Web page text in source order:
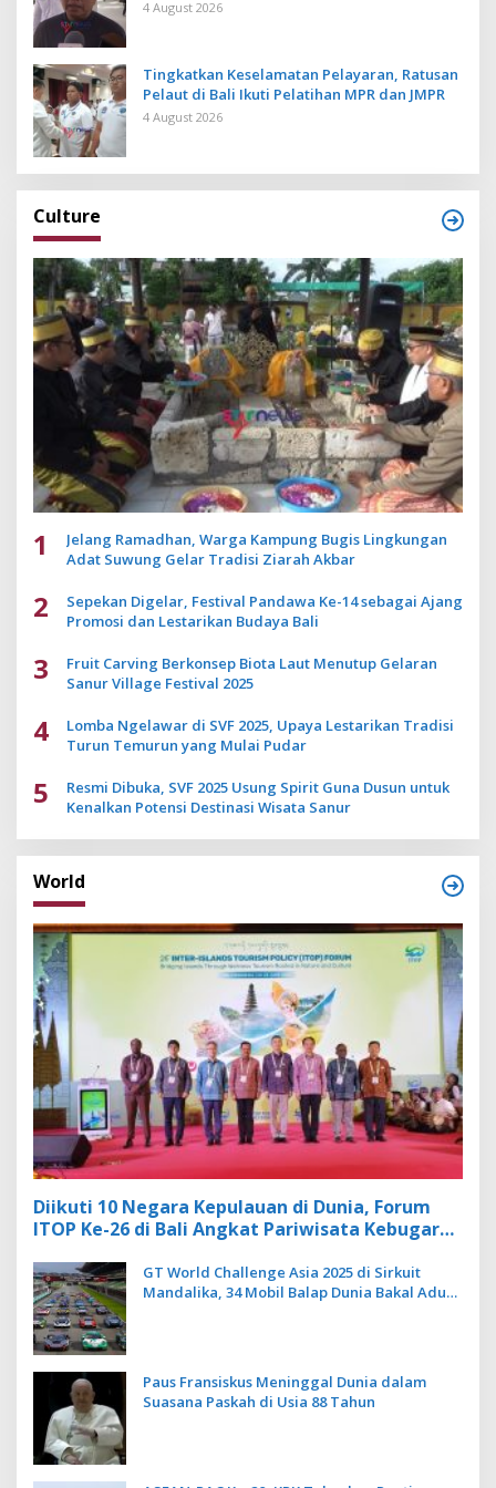
4 August 2026
Tingkatkan Keselamatan Pelayaran, Ratusan
Pelaut di Bali Ikuti Pelatihan MPR dan JMPR
4 August 2026
Culture
1
Jelang Ramadhan, Warga Kampung Bugis Lingkungan
Adat Suwung Gelar Tradisi Ziarah Akbar
2
Sepekan Digelar, Festival Pandawa Ke-14 sebagai Ajang
Promosi dan Lestarikan Budaya Bali
3
Fruit Carving Berkonsep Biota Laut Menutup Gelaran
Sanur Village Festival 2025
4
Lomba Ngelawar di SVF 2025, Upaya Lestarikan Tradisi
Turun Temurun yang Mulai Pudar
5
Resmi Dibuka, SVF 2025 Usung Spirit Guna Dusun untuk
Kenalkan Potensi Destinasi Wisata Sanur
World
Diikuti 10 Negara Kepulauan di Dunia, Forum
ITOP Ke-26 di Bali Angkat Pariwisata Kebugaran
GT World Challenge Asia 2025 di Sirkuit
Mandalika, 34 Mobil Balap Dunia Bakal Adu
Paus Fransiskus Meninggal Dunia dalam
Suasana Paskah di Usia 88 Tahun